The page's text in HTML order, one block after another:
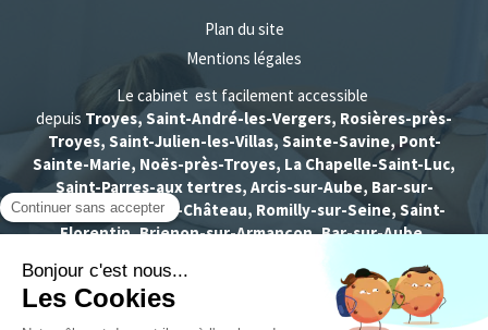
Plan du site
Mentions légales
Le cabinet est facilement accessible
depuis Troyes, Saint-André-les-Vergers, Rosières-près-
Troyes, Saint-Julien-les-Villas, Sainte-Savine, Pont-
Sainte-Marie, Noës-près-Troyes, La Chapelle-Saint-Luc,
Saint-Parres-aux tertres, Arcis-sur-Aube, Bar-sur-
Seine, Brienne-le-Château, Romilly-sur-Seine, Saint-
Florentin, Brienon-sur-Armançon, Bar-sur-Aube,
Migennes, Châtillon-sur-Seine, Sens...